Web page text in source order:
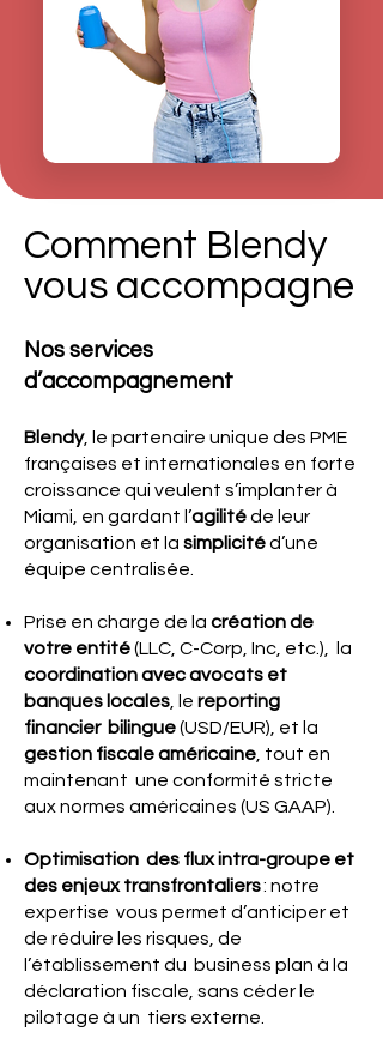
Comment Blendy
vous accompagne
Nos services
d’accompagnement
Blendy, le partenaire unique des PME
françaises et internationales en forte
croissance qui veulent s’implanter à
Miami, en gardant l’agilitéde leur
organisation et la simplicitéd’une
équipe centralisée.
Prise en charge de la création de
votre entité(LLC, C-Corp, Inc, etc.), la
coordination avec avocats et
banques locales , le reporting
financier bilingue(USD/EUR), et la
gestion fiscale américaine , tout en
maintenant une conformité stricte
aux normes américaines (US GAAP).
Optimisation des flux intra-groupe et
des enjeux transfrontaliers: notre
expertise vous permet d’anticiper et
de réduire les risques, de
l’établissement du business plan à la
déclaration fiscale, sans céder le
pilotage à un tiers externe.